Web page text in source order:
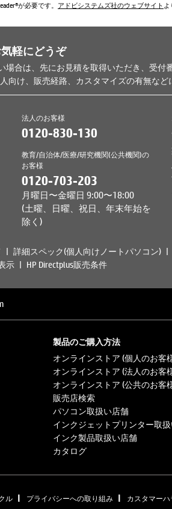
が必要です。 アドビシステムズ社のウェブサイト
軽にどうぞ
場合は、先にお見積を取得いただき、受付
向け、販売経路、カスタマイズの有無な
法人のお客様
0120-830-130
教育/自治体/医療/研究機関(公共機関)の
お客様
0120-703-203
月曜日〜金曜日 9:00〜18:00
(土曜、日曜、祝日、年末年始を
除く)
詳細スペック(個人向けノートパソコン)
示
HP Directplus販売条件
製品のご購入方法
オンラインストア (個人のお客
オンラインストア (法人のお客
オンラインストア (公共のお客
販売店検索
パソコン取扱い店舗
インクジェットプリンター取
インク製品取扱い店舗
カタログ
ル | プライバシーへの取り組み | カスタマー